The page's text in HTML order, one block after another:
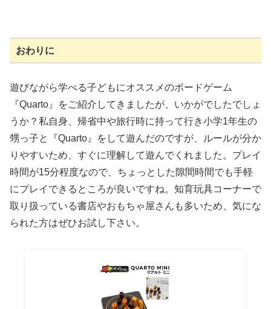
おわりに
遊びながら学べる子どもにオススメのボードゲーム
『Quarto』をご紹介してきましたが、いかがでしたでしょ
うか？私自身、帰省中や旅行時に持って行き小学1年生の
甥っ子と『Quarto』をして遊んだのですが、ルールが分か
りやすいため、すぐに理解して遊んでくれました。プレイ
時間が15分程度なので、ちょっとした隙間時間でも手軽
にプレイできるところが良いですね。知育玩具コーナーで
取り扱っている書店やおもちゃ屋さんも多いため、気にな
られた方はぜひお試し下さい。